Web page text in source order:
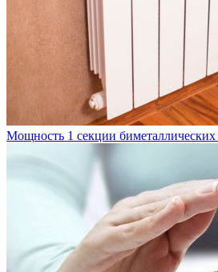
Мощность 1 секции биметаллических